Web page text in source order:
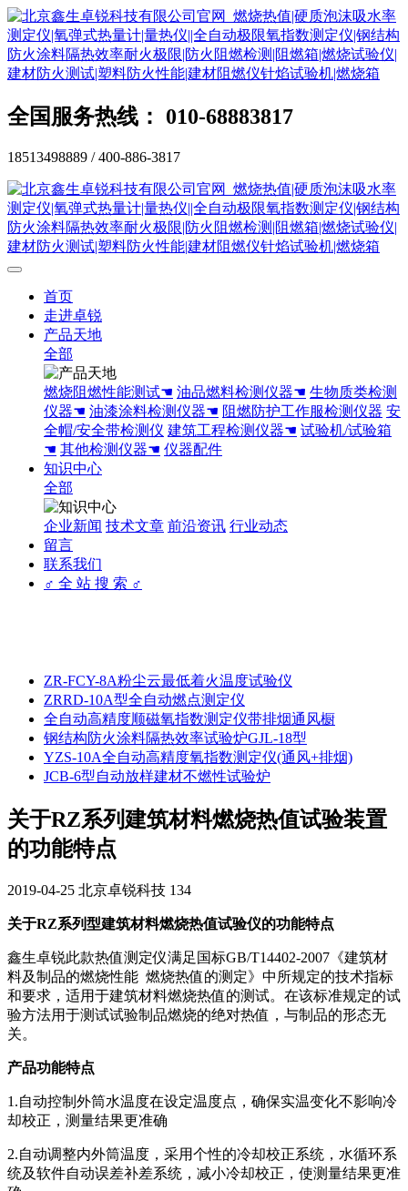
全国服务热线： 010-68883817
18513498889 / 400-886-3817
首页
走进卓锐
产品天地
全部
燃烧阻燃性能测试☚ 油品燃料检测仪器☚ 生物质类检测
仪器☚ 油漆涂料检测仪器☚ 阻燃防护工作服检测仪器 安
全帽/安全带检测仪 建筑工程检测仪器☚ 试验机/试验箱
☚ 其他检测仪器☚ 仪器配件
知识中心
全部
企业新闻 技术文章 前沿资讯 行业动态
留言
联系我们
♂ 全 站 搜 索 ♂
ZR-FCY-8A粉尘云最低着火温度试验仪
ZRRD-10A型全自动燃点测定仪
全自动高精度顺磁氧指数测定仪带排烟通风橱
钢结构防火涂料隔热效率试验炉GJL-18型
YZS-10A全自动高精度氧指数测定仪(通风+排烟)
JCB-6型自动放样建材不燃性试验炉
关于RZ系列建筑材料燃烧热值试验装置
的功能特点
2019-04-25 北京卓锐科技 134
关于RZ系列型建筑材料燃烧热值试验仪的功能特点
鑫生卓锐此款热值测定仪满足国标GB/T14402-2007《建筑材
料及制品的燃烧性能 燃烧热值的测定》中所规定的技术指标
和要求，适用于建筑材料燃烧热值的测试。在该标准规定的试
验方法用于测试试验制品燃烧的绝对热值，与制品的形态无
关。
产品功能特点
1.自动控制外筒水温度在设定温度点，确保实温变化不影响冷
却校正，测量结果更准确
2.自动调整内外筒温度，采用个性的冷却校正系统，水循环系
统及软件自动误差补差系统，减小冷却校正，使测量结果更准